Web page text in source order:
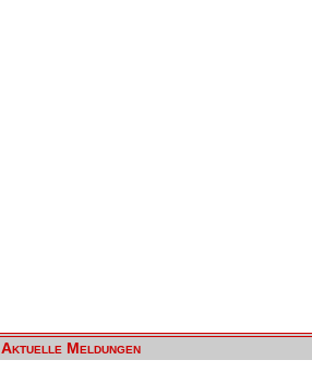
Aktuelle Meldungen